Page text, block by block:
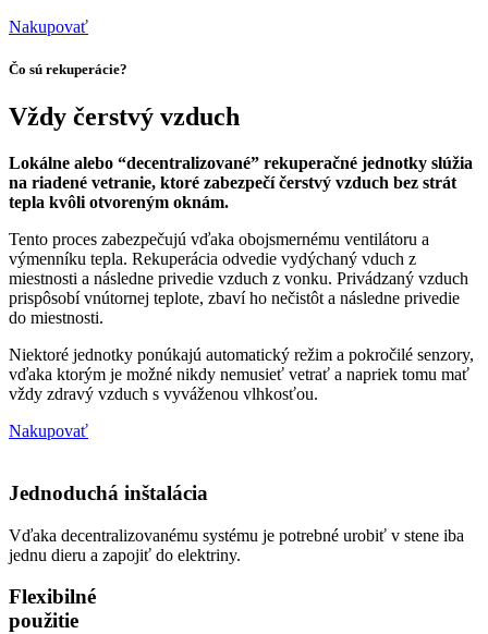
Nakupovať
Čo sú rekuperácie?
Vždy čerstvý vzduch
Lokálne alebo “decentralizované” rekuperačné jednotky slúžia
na riadené vetranie, ktoré zabezpečí čerstvý vzduch bez strát
tepla kvôli otvoreným oknám.
Tento proces zabezpečujú vďaka obojsmernému ventilátoru a
výmenníku tepla. Rekuperácia odvedie vydýchaný vduch z
miestnosti a následne privedie vzduch z vonku. Privádzaný vzduch
prispôsobí vnútornej teplote, zbaví ho nečistôt a následne privedie
do miestnosti.
Niektoré jednotky ponúkajú automatický režim a pokročilé senzory,
vďaka ktorým je možné nikdy nemusieť vetrať a napriek tomu mať
vždy zdravý vzduch s vyváženou vlhkosťou.
Nakupovať
Jednoduchá inštalácia
Vďaka decentralizovanému systému je potrebné urobiť v stene iba
jednu dieru a zapojiť do elektriny.
Flexibilné
použitie